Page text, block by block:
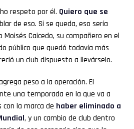
respeto por él. Quiero que se
de eso. Si se queda, eso sería
Caicedo, su compañero en el
público que quedó todavía más
un club dispuesto a llevárselo.
peso a la operación. El
una temporada en la que va a
con la marca de haber eliminado a
, y un cambio de club dentro